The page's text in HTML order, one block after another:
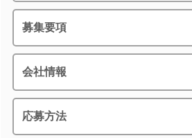
募集要項
会社情報
応募方法